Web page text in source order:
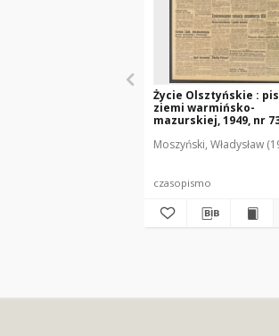
Życie Olsztyńskie :
ziemi warmińsko-
mazurskiej, 1949, nr
Moszyński, Władysław
czasopismo